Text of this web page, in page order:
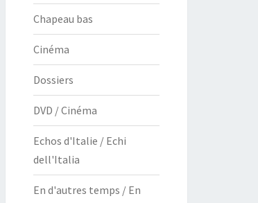
Chapeau bas
Cinéma
Dossiers
DVD / Cinéma
Echos d'Italie / Echi
dell'Italia
En d'autres temps / En